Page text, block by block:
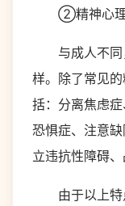
②精神心理
与成人不同
样。除了常见
括：分离焦虑
恐惧症、注意
立违抗性障碍
由于以上特